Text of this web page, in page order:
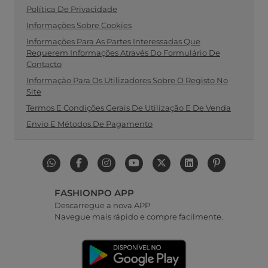
Política De Privacidade
Informações Sobre Cookies
Informações Para As Partes Interessadas Que
Requerem Informações Através Do Formulário De
Contacto
Informação Para Os Utilizadores Sobre O Registo No
Site
Termos E Condições Gerais De Utilização E De Venda
Envio E Métodos De Pagamento
FASHIONPO APP
Descarregue a nova APP
Navegue mais rápido e compre facilmente.